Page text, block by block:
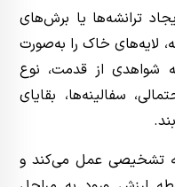
ترانشه‌ها یا برش‌های
خاک را به‌صورت
شواهدی از قدمت، نوع
سفالینه‌ها، بقایای
تشخیصی عمل می‌کند و